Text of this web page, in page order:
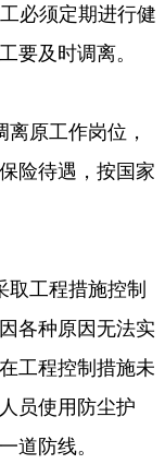
必须定期进行健
要及时调离。
原工作岗位，
险待遇，按国家
工程措施控制
各种原因无法实
工程控制措施未
员使用防尘护
道防线。